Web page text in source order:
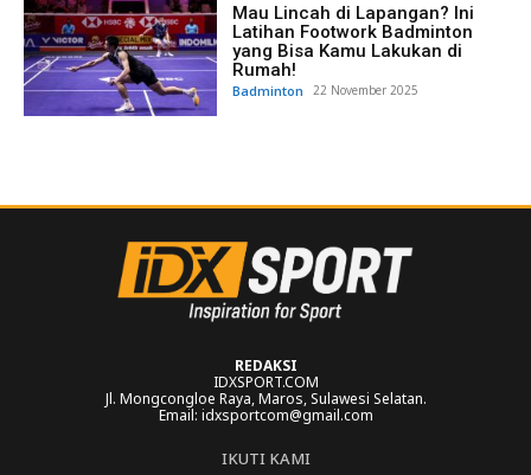
Mau Lincah di Lapangan? Ini
Latihan Footwork Badminton
yang Bisa Kamu Lakukan di
Rumah!
Badminton 22 November 2025
REDAKSI
IDXSPORT.COM
Jl. Mongcongloe Raya, Maros, Sulawesi Selatan.
Email: idxsportcom@gmail.com
IKUTI KAMI